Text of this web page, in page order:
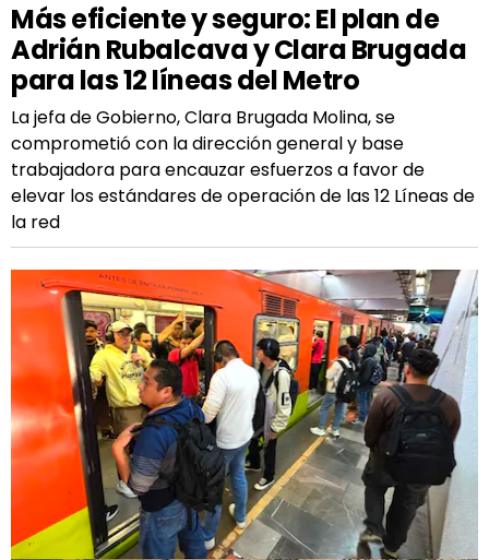
Más eficiente y seguro: El plan de
Adrián Rubalcava y Clara Brugada
para las 12 líneas del Metro
La jefa de Gobierno, Clara Brugada Molina, se
comprometió con la dirección general y base
trabajadora para encauzar esfuerzos a favor de
elevar los estándares de operación de las 12 Líneas de
la red